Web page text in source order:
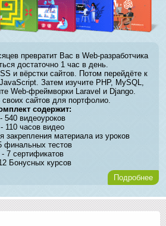
превратит Вас в Web-разработчика
достаточно 1 час в день.
и вёрстки сайтов. Потом перейдёте к
Затем изучите PHP, MySQL,
Web-фреймворки Laravel и Django.
сайтов для портфолио.
содержит:
- 540 видеоуроков
- 110 часов видео
закрепления материала из уроков
финальных тестов
- 7 сертификатов
Бонусных курсов
Подробнее